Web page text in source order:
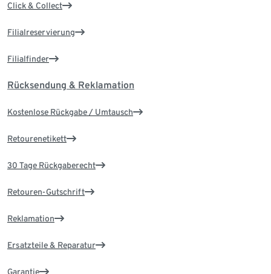
Click & Collect
Filialreservierung
Filialfinder
Rücksendung & Reklamation
Kostenlose Rückgabe / Umtausch
Retourenetikett
30 Tage Rückgaberecht
Retouren-Gutschrift
Reklamation
Ersatzteile & Reparatur
Garantie